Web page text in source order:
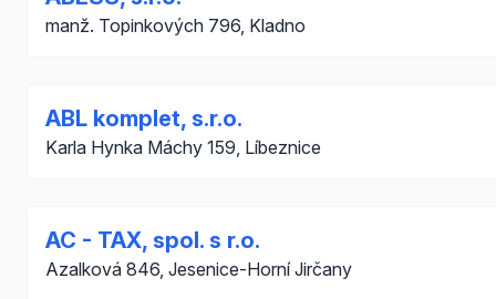
manž. Topinkových 796, Kladno
ABL komplet, s.r.o.
Karla Hynka Máchy 159, Líbeznice
AC - TAX, spol. s r.o.
Azalková 846, Jesenice-Horní Jirčany